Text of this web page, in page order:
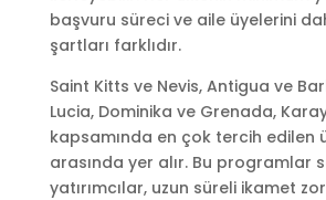
başvuru süreci ve aile üyelerini
şartları farklıdır.
Saint Kitts ve Nevis, Antigua ve
Lucia, Dominika ve Grenada,
kapsamında en çok tercih edilen
arasında yer alır. Bu programlar
yatırımcılar, uzun süreli ikamet